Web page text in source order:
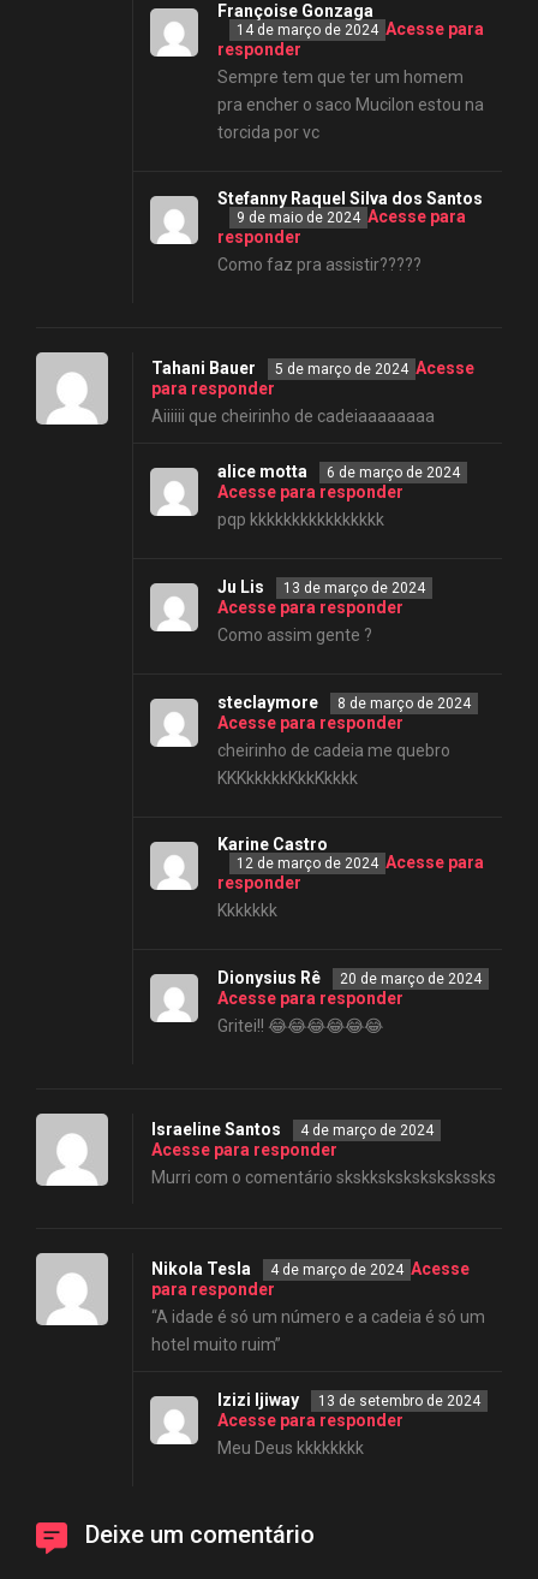
Françoise Gonzaga
14 de março de 2024 Acesse para
responder
Sempre tem que ter um homem
pra encher o saco Mucilon estou na
torcida por vc
Stefanny Raquel Silva dos Santos
9 de maio de 2024 Acesse para
responder
Como faz pra assistir?????
Tahani Bauer 5 de março de 2024 Acesse
para responder
Aiiiiii que cheirinho de cadeiaaaaaaaa
alice motta 6 de março de 2024
Acesse para responder
pqp kkkkkkkkkkkkkkkk
Ju Lis 13 de março de 2024
Acesse para responder
Como assim gente ?
steclaymore 8 de março de 2024
Acesse para responder
cheirinho de cadeia me quebro
KKKkkkkkKkkKkkkk
Karine Castro
12 de março de 2024 Acesse para
responder
Kkkkkkk
Dionysius Rê 20 de março de 2024
Acesse para responder
Gritei!! 😂😂😂😂😂😂
Israeline Santos 4 de março de 2024
Acesse para responder
Murri com o comentário skskkskskskskskssks
Nikola Tesla 4 de março de 2024 Acesse
para responder
“A idade é só um número e a cadeia é só um
hotel muito ruim”
Izizi Ijiway 13 de setembro de 2024
Acesse para responder
Meu Deus kkkkkkkk
Deixe um comentário